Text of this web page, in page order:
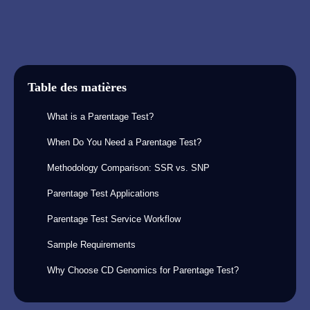
Table des matières
What is a Parentage Test?
When Do You Need a Parentage Test?
Methodology Comparison: SSR vs. SNP
Parentage Test Applications
Parentage Test Service Workflow
Sample Requirements
Why Choose CD Genomics for Parentage Test?